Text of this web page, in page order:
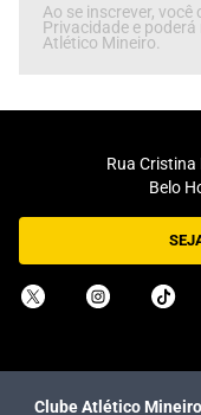
Ao se inscrever,
Privacidade e
Atlético Mineiro.
Rua Cristina
Belo
Clube Atlético